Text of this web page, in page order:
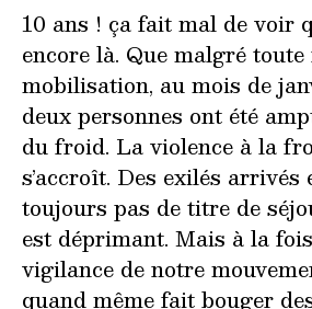
10 ans ! ça fait mal de voir
encore là. Que malgré
mobilisation, au mois de
deux personnes ont été
du froid. La violence à la
s’accroît. Des exilés arrivés
toujours pas de titre de
est déprimant. Mais à la
vigilance de notre
quand même fait bouger